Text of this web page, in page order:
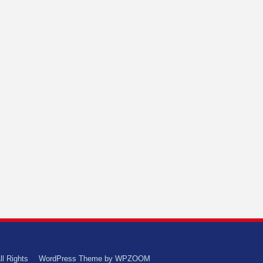
WordPress Theme by WPZOOM
Rights